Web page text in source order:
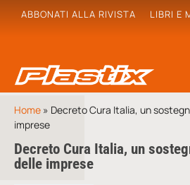
ABBONATI ALLA RIVISTA LIBRI E
Home » Decreto Cura Italia, un
imprese
Decreto Cura Italia, un
delle imprese